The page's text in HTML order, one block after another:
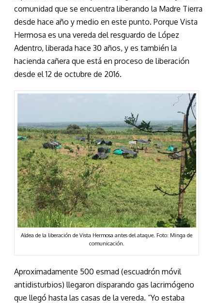
comunidad que se encuentra liberando la Madre Tierra
desde hace año y medio en este punto. Porque Vista
Hermosa es una vereda del resguardo de López
Adentro, liberada hace 30 años, y es también la
hacienda cañera que está en proceso de liberación
desde el 12 de octubre de 2016.
Aldea de la liberación de Vista Hermosa antes del ataque. Foto: Minga de
comunicación.
Aproximadamente 500 esmad (escuadrón móvil
antidisturbios) llegaron disparando gas lacrimógeno
que llegó hasta las casas de la vereda. “Yo estaba